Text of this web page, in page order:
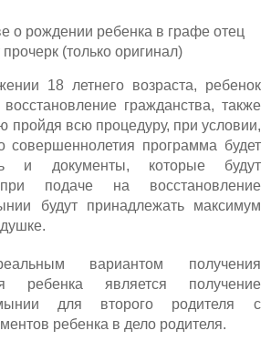
о рождении ребенка в графе отец
(только оригинал)
18 летнего возраста, ребенок
гражданства, также
пройдя всю процедуру, при условии,
совершеннолетия программа будет
и документы, которые будут
при подаче на восстановление
будут принадлежать максимум
вариантом получения
ребенка является получение
для второго родителя с
ребенка в дело родителя.